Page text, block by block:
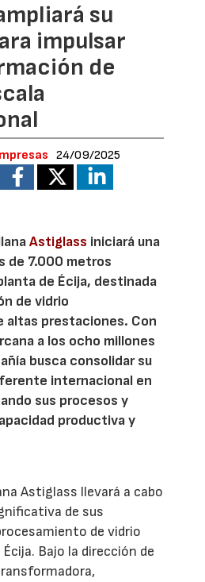
su
impulsar
de
24/09/2025
Astiglass iniciará una
de 7.000 metros
de Écija, destinada
de vidrio
altas prestaciones. Con
a los ocho millones
busca consolidar su
internacional en
sus procesos y
productiva y
Astiglass llevará a cabo
de sus
de vidrio
Bajo la dirección de